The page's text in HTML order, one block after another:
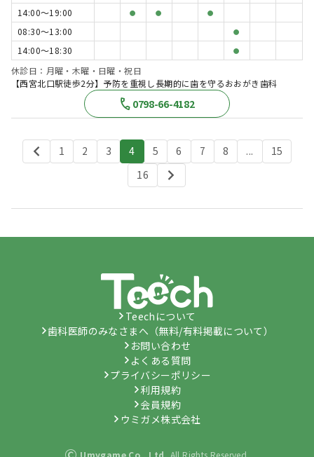
14:00〜19:00 ● ● ●
08:30〜13:00 ●
14:00〜18:30 ●
休診日：月曜・木曜・日曜・祝日
【西宮北口駅徒歩2分】予防を重視し長期的に歯を守るおおがき歯科
0798-66-4182
1 2 3 4 5 6 7 8 ...
15
16
Teechについて
歯科医師のみなさまへ（無料/有料掲載について）
お問い合わせ
よくある質問
プライバシーポリシー
利用規約
会員規約
ウミガメ株式会社
Umygame Co., Ltd. All Rights Reserved.